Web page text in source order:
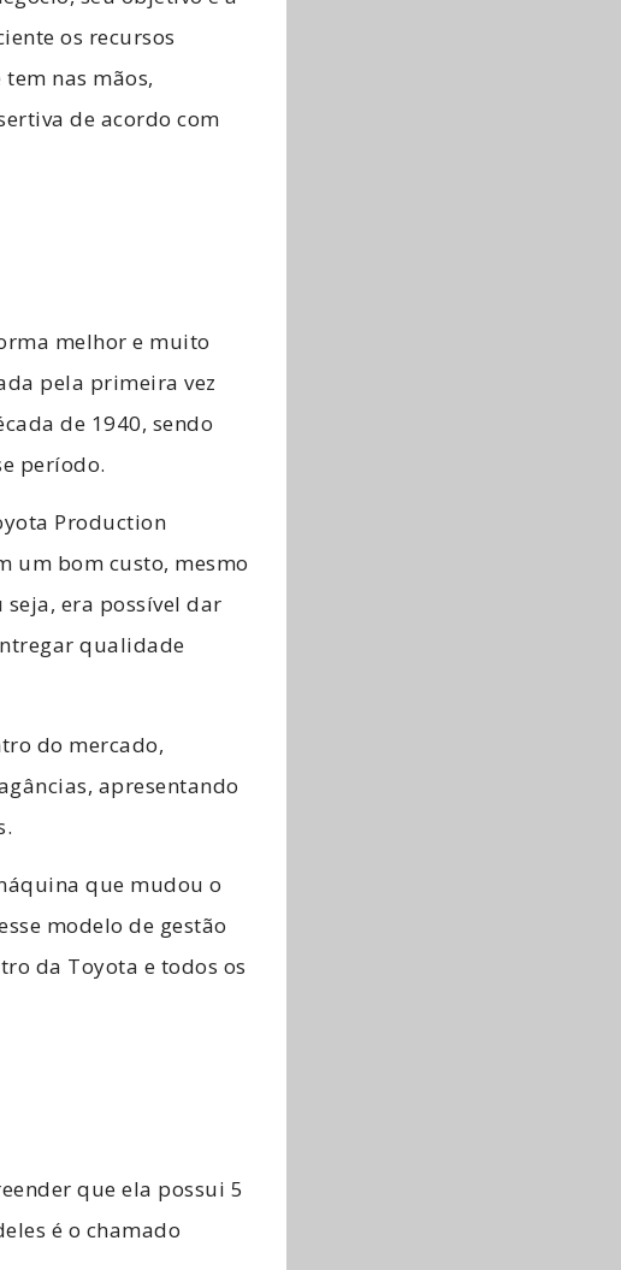
os recursos
nas mãos,
de acordo com
melhor e muito
pela primeira vez
de 1940, sendo
período.
Production
um bom custo, mesmo
seja, era possível dar
qualidade
do mercado,
apresentando
que mudou o
modelo de gestão
da Toyota e todos os
que ela possui 5
é o chamado